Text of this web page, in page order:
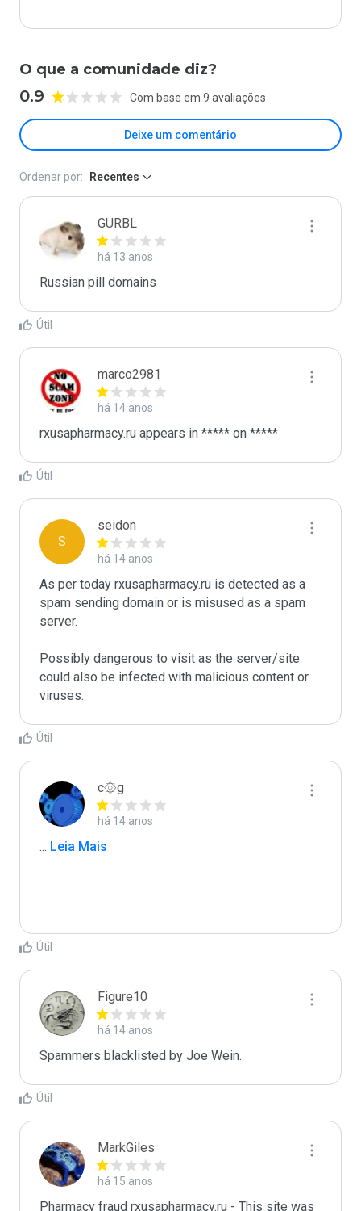
O que a comunidade diz?
0.9 Com base em 9 avaliações
Deixe um comentário
Ordenar por: Recentes
GURBL
há 13 anos
Russian pill domains
Útil
marco2981
há 14 anos
Útil
S
seidon
há 14 anos
As per today rxusapharmacy.ru is detected as a
spam sending domain or is misused as a spam
server.
Possibly dangerous to visit as the server/site
could also be infected with malicious content or
Útil
c۞g
há 14 anos
... Leia Mais
Útil
Figure10
há 14 anos
Spammers blacklisted by Joe Wein.
Útil
MarkGiles
há 15 anos
Pharmacy fraud rxusapharmacy.ru - This site was